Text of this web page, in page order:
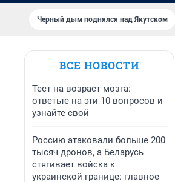
Черный дым поднялся над Якутском
ВСЕ НОВОСТИ
Тест на возраст мозга:
ответьте на эти 10 вопросов и
узнайте свой
Россию атаковали больше 200
тысяч дронов, а Беларусь
стягивает войска к
украинской границе: главное